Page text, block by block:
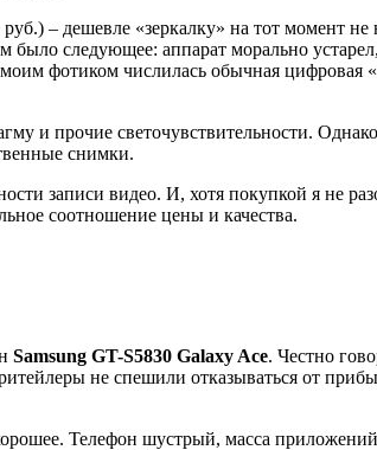
– дешевле «зеркалку» на тот момент не
было следующее: аппарат морально
фотиком числилась обычная цифровая
и прочие светочувствительности.
снимки.
записи видео. И, хотя покупкой я не
соотношение цены и качества.
Samsung GT-S5830 Galaxy Ace. Честно
не спешили отказываться от
Телефон шустрый, масса